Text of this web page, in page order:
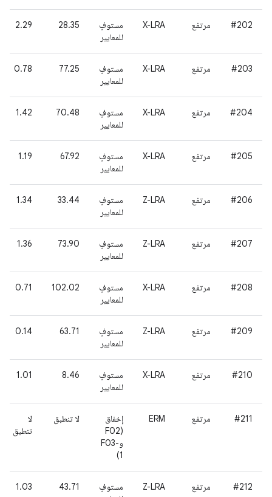
#202 مرتفع X-LRA
مستوفٍ
للمعايير
28.35
2.29
#203 مرتفع X-LRA
مستوفٍ
للمعايير
77.25
0.78
#204 مرتفع X-LRA
مستوفٍ
للمعايير
70.48
1.42
#205 مرتفع X-LRA
مستوفٍ
للمعايير
67.92
1.19
#206 مرتفع Z-LRA
مستوفٍ
للمعايير
33.44
1.34
#207 مرتفع Z-LRA
مستوفٍ
للمعايير
73.90
1.36
#208 مرتفع X-LRA
مستوفٍ
للمعايير
102.02
0.71
#209 مرتفع Z-LRA
مستوفٍ
للمعايير
63.71
0.14
#210 مرتفع X-LRA
مستوفٍ
للمعايير
8.46
1.01
#211 مرتفع ERM
إخفاق
(F02
وF03-
1)
لا تنطبق
لا
تنطبق
#212 مرتفع Z-LRA
مستوفٍ
43.71
1.03